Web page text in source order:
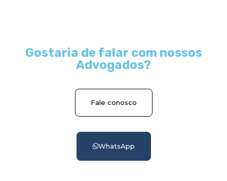
Gostaria de falar com nossos
Advogados?
Fale conosco
WhatsApp